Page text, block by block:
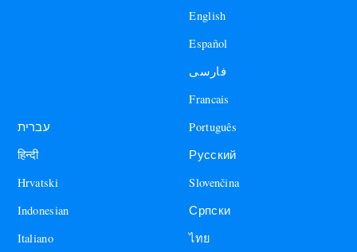
English
Español
فارسی
Francais
עברית
हिन्दी
Hrvatski
Indonesian
Italiano
Português
Русский
Slovenčina
Српски
ไทย